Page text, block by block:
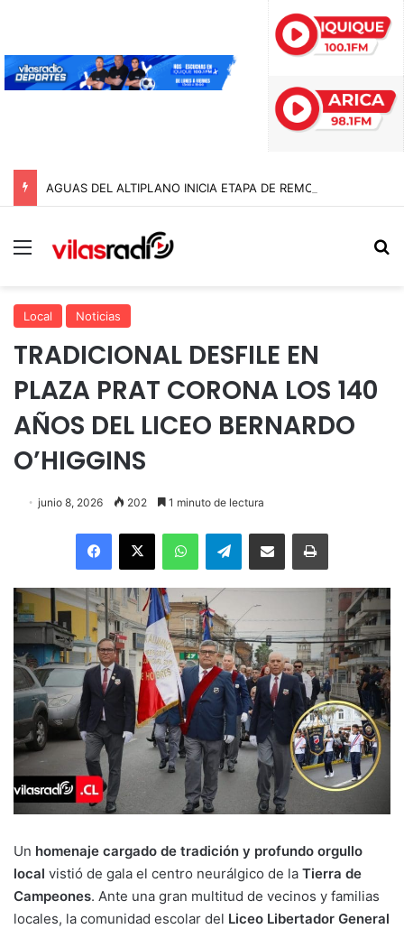
Menú
Local Noticias
TRADICIONAL DESFILE EN
PLAZA PRAT CORONA LOS 140
AÑOS DEL LICEO BERNARDO
O’HIGGINS
junio 8, 2026 202 1 minuto de lectura
Facebook
X WhatsAppTelegramEnviar vía email Imprimir
Un homenaje cargado de tradición y profundo orgullo
local vistió de gala el centro neurálgico de la Tierra de
Campeones. Ante una gran multitud de vecinos y familias
locales, la comunidad escolar del Liceo Libertador General